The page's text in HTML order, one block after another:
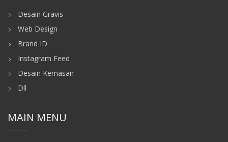
Desain Gravis
Web Design
Brand ID
Instagram Feed
Desain Kemasan
Dll
MAIN MENU